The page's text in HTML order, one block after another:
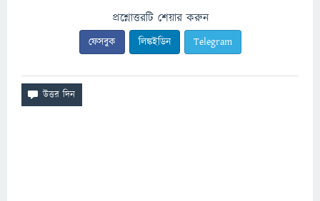
প্রশ্নোত্তরটি শেয়ার করুন
ফেসবুক লিঙ্কইডিন Telegram